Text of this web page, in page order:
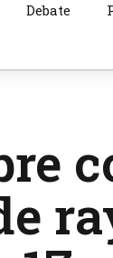
Debate